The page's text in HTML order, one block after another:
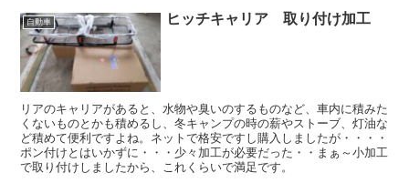
自動車 ヒッチキャリア 取り付け加工
リアのキャリアがあると、水物や臭いのするものなど、車内に積みた
くないものとかも積めるし、冬キャンプの時の薪やストーブ、灯油な
ど積めて便利ですよね。ネットで格安ですし購入しましたが・・・・
ポン付けとはいかずに・・・少々加工が必要だった・・まぁ～小加工
で取り付けしましたから、これくらいで満足です。